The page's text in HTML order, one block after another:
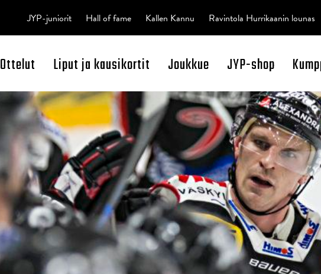
Open Search
Ottelut Liput ja kausikortit Joukkue JYP-shop
JYP-juniorit Hall of fame Kallen Kannu Ravintola Hurrikaanin lounas